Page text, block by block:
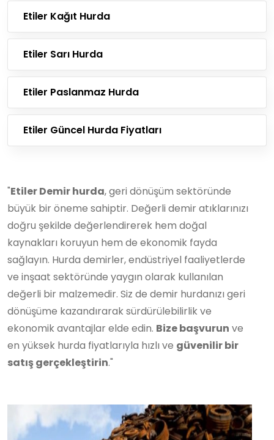
Etiler Kağıt Hurda
Etiler Sarı Hurda
Etiler Paslanmaz Hurda
Etiler Güncel Hurda Fiyatları
"Etiler Demir hurda, geri dönüşüm sektöründe
büyük bir öneme sahiptir. Değerli demir atıklarınızı
doğru şekilde değerlendirerek hem doğal
kaynakları koruyun hem de ekonomik fayda
sağlayın. Hurda demirler, endüstriyel faaliyetlerde
ve inşaat sektöründe yaygın olarak kullanılan
değerli bir malzemedir. Siz de demir hurdanızı geri
dönüşüme kazandırarak sürdürülebilirlik ve
ekonomik avantajlar elde edin. Bize başvurun ve
en yüksek hurda fiyatlarıyla hızlı ve güvenilir bir
satış gerçekleştirin."